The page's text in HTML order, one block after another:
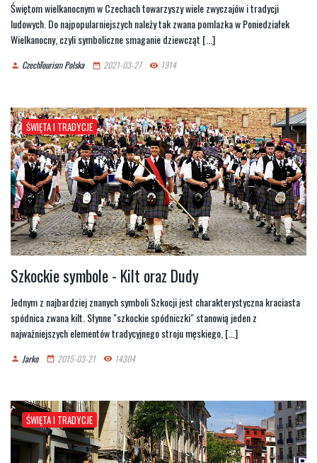
Świętom wielkanocnym w Czechach towarzyszy wiele zwyczajów i tradycji
ludowych. Do najpopularniejszych należy tak zwana pomlazka w Poniedziałek
Wielkanocny, czyli symboliczne smaganie dziewcząt [...]
person CzechTourism Polska date_range 2021-03-27 remove_red_eye 1914
ŚWIĘTA I TRADYCJE
Szkockie symbole - Kilt oraz Dudy
Jednym z najbardziej znanych symboli Szkocji jest charakterystyczna kraciasta
spódnica zwana kilt. Słynne "szkockie spódniczki" stanowią jeden z
najważniejszych elementów tradycyjnego stroju męskiego, [...]
person Jarko date_range 2015-03-21 remove_red_eye 14304
ŚWIĘTA I TRADYCJE